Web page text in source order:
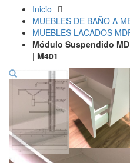
Inicio
MUEBLES DE BAÑO A
MUEBLES LACADOS
Módulo Suspendido
| M401